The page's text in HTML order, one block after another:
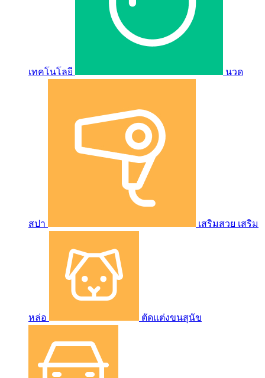
เทคโนโลยี นวด
สปา เสริมสวย เสริม
หล่อ ตัดแต่งขนสุนัข